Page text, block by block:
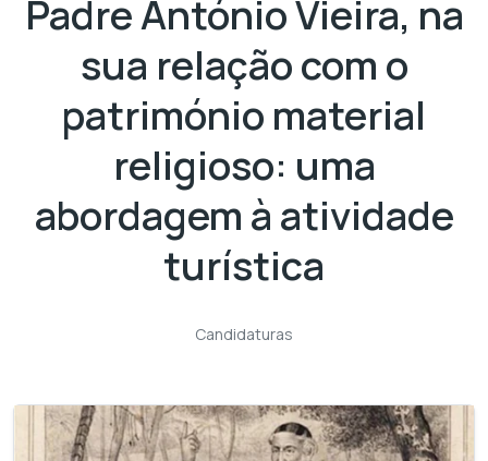
Padre António Vieira, na
sua relação com o
património material
religioso: uma
abordagem à atividade
turística
Candidaturas